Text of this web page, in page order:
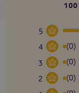
5
4
(0)
3
(0)
2
(0)